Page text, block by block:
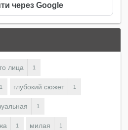
через Google
лица 1
1 глубокий сюжет 1
1
1 милая 1